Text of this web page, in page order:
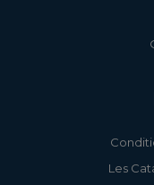
Les